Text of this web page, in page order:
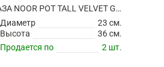
ВАЗА NOOR POT TALL VELVET GREEN
Диаметр
23 см.
Высота
36 см.
Продается по
2 шт.